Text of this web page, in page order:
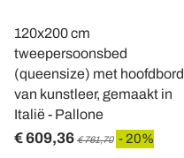
120x200 cm
tweepersoonsbed
(queensize) met hoofdbord
van kunstleer, gemaakt in
Italië - Pallone
€ 609,36 € 761,70 - 20%